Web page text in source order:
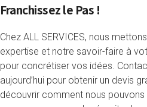
Franchissez le Pas !
Chez ALL SERVICES, nous
expertise et notre savoir-faire à
pour concrétiser vos idées.
aujourd’hui pour obtenir un devis
découvrir comment nous pouvons